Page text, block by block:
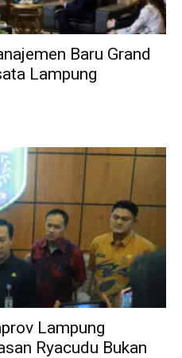
Baru Grand
Lampung
Lampung
Ryacudu Bukan